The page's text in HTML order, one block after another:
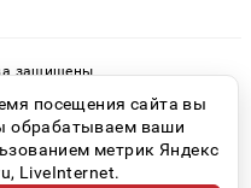
защищены
сайта 16+
посещения сайта вы
обрабатываем ваши
метрик Яндекс
LiveInternet.